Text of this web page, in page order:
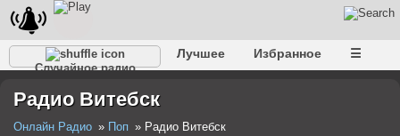
Случайное радио
Лучшее Избранное ☰
Радио Витебск
Онлайн Радио Поп
Радио Витебск